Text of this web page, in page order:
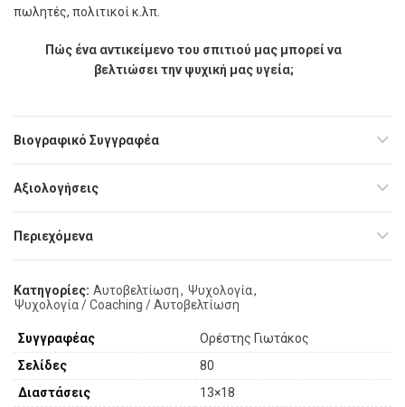
πωλητές, πολιτικοί κ.λπ.
Πώς ένα αντικείµενο του σπιτιού µας µπορεί να
βελτιώσει την ψυχική µας υγεία;
Βιογραφικό Συγγραφέα
Αξιολογήσεις
Περιεχόμενα
Κατηγορίες: Αυτοβελτίωση, Ψυχολογία,
Ψυχολογία / Coaching / Αυτοβελτίωση
Συγγραφέας
Ορέστης Γιωτάκος
Σελίδες
80
Διαστάσεις
13×18